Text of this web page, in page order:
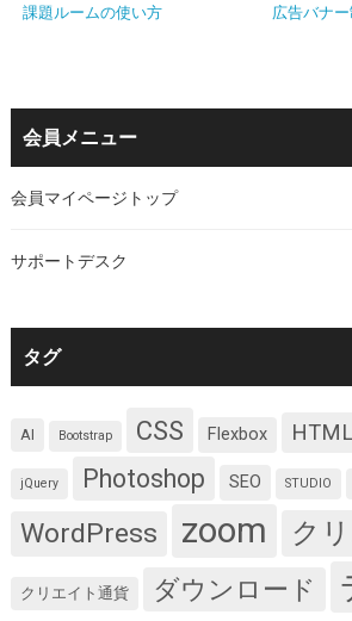
課題ルームの使い方 広告バナ
会員メニュー
会員マイページトップ
サポートデスク
タグ
AI Bootstrap CSS Flexbox HTML
jQuery Photoshop SEO STUDIO
WordPress zoom ク
クリエイト通貨 ダウンロード